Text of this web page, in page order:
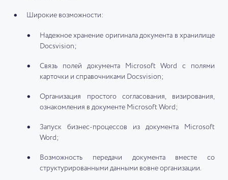
Широкие возможности:
Надежное хранение оригинала документа в хранилище
Docsvision;
Связь полей документа Microsoft Word с полями
карточки и справочниками Docsvision;
Организация простого согласования, визирования,
ознакомления в документе Microsoft Word;
Запуск бизнес-процессов из документа Microsoft
Word;
Возможность передачи документа вместе со
структурированными данными вовне организации.